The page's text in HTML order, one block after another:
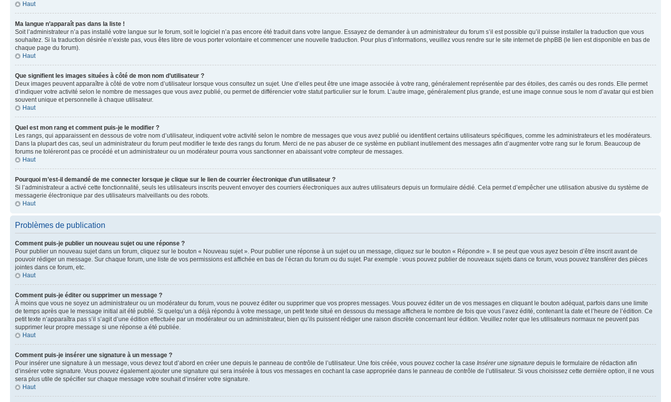
Haut
Ma langue n’apparaît pas dans la liste !
Soit l’administrateur n’a pas installé votre langue sur le forum, soit le logiciel n’a pas encore été traduit dans votre langue. Essayez de demander à un administrateur du forum s’il est possible qu’il puisse installer la traduction que vous
souhaitez. Si la traduction désirée n’existe pas, vous êtes libre de vous porter volontaire et commencer une nouvelle traduction. Pour plus d’informations, veuillez vous rendre sur le site internet de phpBB (le lien est disponible en bas de
chaque page du forum).
Haut
Que signifient les images situées à côté de mon nom d’utilisateur ?
Deux images peuvent apparaître à côté de votre nom d’utilisateur lorsque vous consultez un sujet. Une d’elles peut être une image associée à votre rang, généralement représentée par des étoiles, des carrés ou des ronds. Elle permet
d’indiquer votre activité selon le nombre de messages que vous avez publié, ou permet de différencier votre statut particulier sur le forum. L’autre image, généralement plus grande, est une image connue sous le nom d’avatar qui est bien
souvent unique et personnelle à chaque utilisateur.
Haut
Quel est mon rang et comment puis-je le modifier ?
Les rangs, qui apparaissent en dessous de votre nom d’utilisateur, indiquent votre activité selon le nombre de messages que vous avez publié ou identifient certains utilisateurs spécifiques, comme les administrateurs et les modérateurs.
Dans la plupart des cas, seul un administrateur du forum peut modifier le texte des rangs du forum. Merci de ne pas abuser de ce système en publiant inutilement des messages afin d’augmenter votre rang sur le forum. Beaucoup de
forums ne toléreront pas ce procédé et un administrateur ou un modérateur pourra vous sanctionner en abaissant votre compteur de messages.
Haut
Pourquoi m’est-il demandé de me connecter lorsque je clique sur le lien de courrier électronique d’un utilisateur ?
Si l’administrateur a activé cette fonctionnalité, seuls les utilisateurs inscrits peuvent envoyer des courriers électroniques aux autres utilisateurs depuis un formulaire dédié. Cela permet d’empêcher une utilisation abusive du système de
messagerie électronique par des utilisateurs malveillants ou des robots.
Haut
Problèmes de publication
Comment puis-je publier un nouveau sujet ou une réponse ?
Pour publier un nouveau sujet dans un forum, cliquez sur le bouton « Nouveau sujet ». Pour publier une réponse à un sujet ou un message, cliquez sur le bouton « Répondre ». Il se peut que vous ayez besoin d’être inscrit avant de
pouvoir rédiger un message. Sur chaque forum, une liste de vos permissions est affichée en bas de l’écran du forum ou du sujet. Par exemple : vous pouvez publier de nouveaux sujets dans ce forum, vous pouvez transférer des pièces
jointes dans ce forum, etc.
Haut
Comment puis-je éditer ou supprimer un message ?
À moins que vous ne soyez un administrateur ou un modérateur du forum, vous ne pouvez éditer ou supprimer que vos propres messages. Vous pouvez éditer un de vos messages en cliquant le bouton adéquat, parfois dans une limite
de temps après que le message initial ait été publié. Si quelqu’un a déjà répondu à votre message, un petit texte situé en dessous du message affichera le nombre de fois que vous l’avez édité, contenant la date et l’heure de l’édition. Ce
petit texte n’apparaîtra pas s’il s’agit d’une édition effectuée par un modérateur ou un administrateur, bien qu’ils puissent rédiger une raison discrète concernant leur édition. Veuillez noter que les utilisateurs normaux ne peuvent pas
supprimer leur propre message si une réponse a été publiée.
Haut
Comment puis-je insérer une signature à un message ?
Pour insérer une signature à un message, vous devez tout d’abord en créer une depuis le panneau de contrôle de l’utilisateur. Une fois créée, vous pouvez cocher la case Insérer une signature depuis le formulaire de rédaction afin
d’insérer votre signature. Vous pouvez également ajouter une signature qui sera insérée à tous vos messages en cochant la case appropriée dans le panneau de contrôle de l’utilisateur. Si vous choisissez cette dernière option, il ne vous
sera plus utile de spécifier sur chaque message votre souhait d’insérer votre signature.
Haut